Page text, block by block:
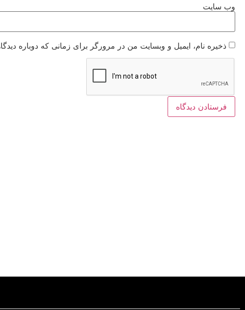
وب‌ سایت
ذخیره نام، ایمیل و وبسایت من در مرورگر برای زمانی که دوباره